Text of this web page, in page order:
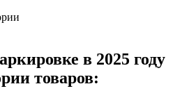
в 2025 году
товаров: